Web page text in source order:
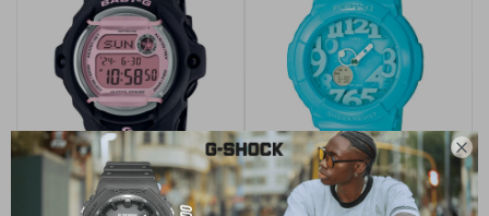

Reloj Baby-G Casio Digital para
Reloj Baby-G Casio Analógico-